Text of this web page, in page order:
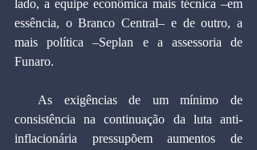
lado, a equipe econômica mais técnica –em
essência, o Branco Central– e de outro, a
mais política –Seplan e a assessoria de
Funaro.
consistência na continuação da luta anti-
inflacionária pressupõem aumentos de